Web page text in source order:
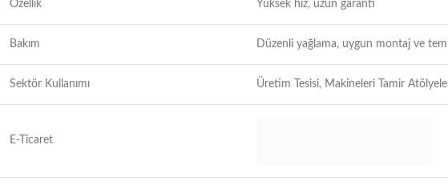
Özellik Yüksek hız, uzun garanti
Bakım Düzenli yağlama, uygun montaj ve
Sektör Kullanımı Üretim Tesisi, Makineleri Tamir
E-Ticaret